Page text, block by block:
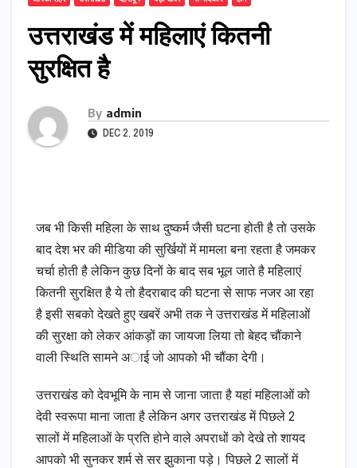
उत्तराखंड में महिलाएं कितनी
सुरक्षित है
By admin
DEC 2, 2019
जब भी किसी महिला के साथ दुष्कर्म जैसी घटना होती है तो उसके
बाद देश भर की मीडिया की सुर्खियों में मामला बना रहता है जमकर
चर्चा होती है लेकिन कुछ दिनों के बाद सब भूल जाते है महिलाएं
कितनी सुरक्षित है ये तो हैदराबाद की घटना से साफ नजर आ रहा
है इसी सबको देखते हुए खबरें अभी तक ने उत्तराखंड में महिलाओं
की सुरक्षा को लेकर आंकड़ों का जायजा लिया तो बेहद चौंकाने
वाली स्थिति सामने अाई जो आपको भी चौंका देगी।
उत्तराखंड को देवभूमि के नाम से जाना जाता है यहां महिलाओं को
देवी स्वरूपा माना जाता है लेकिन अगर उत्तराखंड में पिछले 2
सालों में महिलाओं के प्रति होने वाले अपराधों को देखे तो शायद
आपको भी सुनकर शर्म से सर झुकाना पड़े। पिछले 2 सालों में